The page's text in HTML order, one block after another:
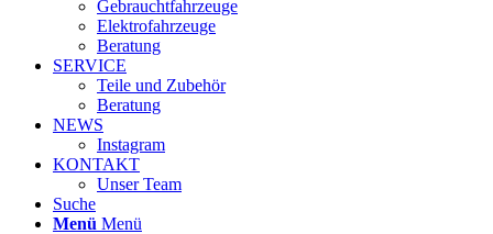
Gebrauchtfahrzeuge
Elektrofahrzeuge
Beratung
SERVICE
Teile und Zubehör
Beratung
NEWS
Instagram
KONTAKT
Unser Team
Suche
Menü Menü